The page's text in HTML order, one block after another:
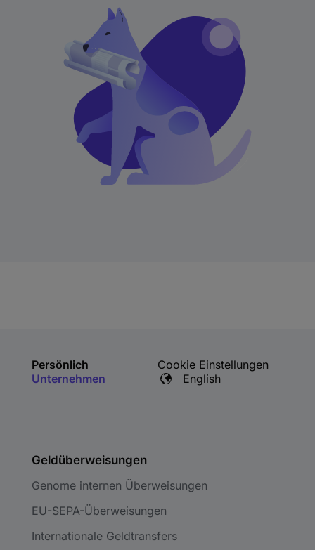
Persönlich
Unternehmen
Cookie Einstellungen
English
Geldüberweisungen
Genome internen Überweisungen
EU-SEPA-Überweisungen
Internationale Geldtransfers